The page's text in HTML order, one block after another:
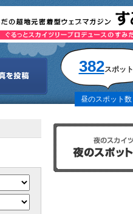
382スポット
昼のスポット数